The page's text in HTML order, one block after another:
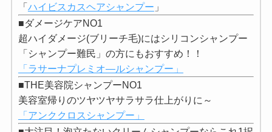
「ハイビスカスヘアシャンプー 」
■ダメージケアNO1
超ハイダメージ(ブリーチ毛)にはシリコンシャンプー
「シャンプー難民」の方にもおすすめ！！
「ラサーナプレミオ―ルシャンプー」
■THE美容院シャンプーNO1
美容室帰りのツヤツヤサラサラ仕上がりに～
「アンククロスシャンプー」